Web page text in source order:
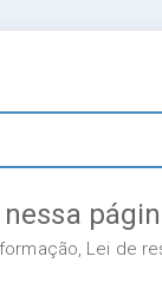
Lei de